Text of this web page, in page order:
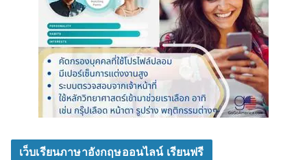
เว็บเรียนภาษาอังกฤษออนไลน์ เรียนฟรี